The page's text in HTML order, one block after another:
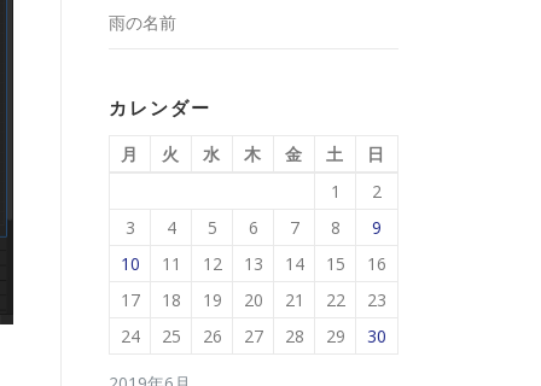
雨の名前
カレンダー
月 火 水 木 金 土
日
1
2
3
4 5 6 7 8
9
10
11 12 13 14 15
16
17
18 19 20 21 22
23
24
25 26 27 28 29 30